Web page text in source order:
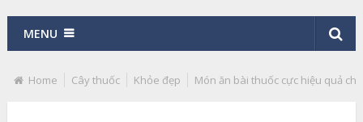
MENU
Home Cây thuốc Khỏe đẹp Món ăn bài thuốc cực hiệu quả